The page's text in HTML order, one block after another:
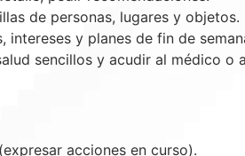
de personas, lugares y objetos.
intereses y planes de fin de
sencillos y acudir al médico o
(expresar acciones en curso).